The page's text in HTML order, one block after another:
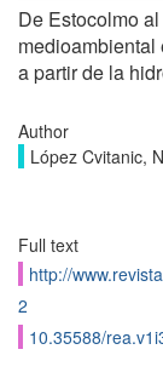
De Estocolmo
a partir de la
Author
López Cvitanic,
Full text
http://
2
10.35588/